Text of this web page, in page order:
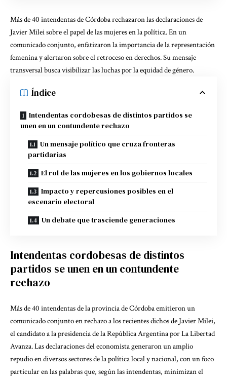
Más de 40 intendentas de Córdoba rechazaron las declaraciones de
Javier Milei sobre el papel de las mujeres en la política. En un
comunicado conjunto, enfatizaron la importancia de la representación
femenina y alertaron sobre el retroceso en derechos. Su mensaje
transversal busca visibilizar las luchas por la equidad de género.
Índice
Intendentas cordobesas de distintos partidos se
unen en un contundente rechazo
Un mensaje político que cruza fronteras
partidarias
El rol de las mujeres en los gobiernos locales
Impacto y repercusiones posibles en el
escenario electoral
Un debate que trasciende generaciones
Intendentas cordobesas de distintos
partidos se unen en un contundente
rechazo
Más de 40 intendentas de la provincia de Córdoba emitieron un
comunicado conjunto en rechazo a los recientes dichos de Javier Milei,
el candidato a la presidencia de la República Argentina por La Libertad
Avanza. Las declaraciones del economista generaron un amplio
repudio en diversos sectores de la política local y nacional, con un foco
particular en las palabras que, según las intendentas, minimizan el